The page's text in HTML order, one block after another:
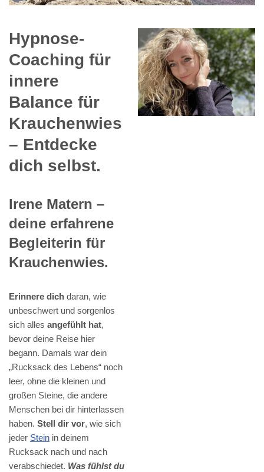
Hypnose-
Coaching für
innere
Balance für
Krauchenwies
– Entdecke
dich selbst.
Irene Matern –
deine erfahrene
Begleiterin für
Krauchenwies.
Erinnere dich daran, wie
unbeschwert und sorgenlos
sich alles angefühlt hat,
bevor deine Reise hier
begann. Damals war dein
„Rucksack des Lebens“ noch
leer, ohne die kleinen und
großen Steine, die andere
Menschen bei dir hinterlassen
haben. Stell dir vor, wie sich
jeder Stein in deinem
Rucksack nach und nach
verabschiedet. Was fühlst du